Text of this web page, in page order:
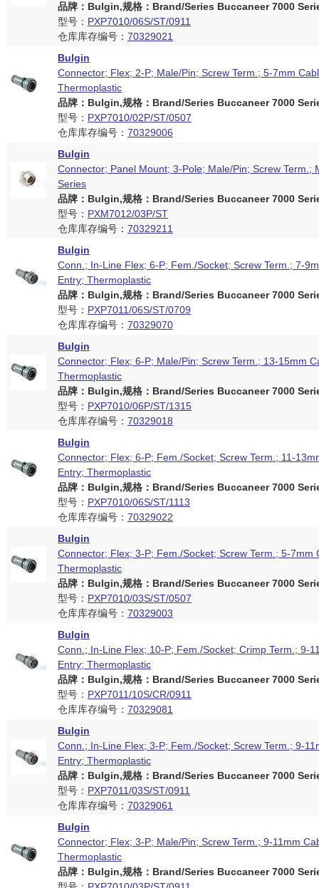
品牌：Bulgin,规格：Brand/Series Buccaneer 7000
型号： PXP7010/06S/ST/0911
仓库库存编号： 70329021
Bulgin
Connector; Flex; 2-P; Male/Pin; Screw Term.; 5-7mm
Thermoplastic
品牌：Bulgin,规格：Brand/Series Buccaneer 7000
型号： PXP7010/02P/ST/0507
仓库库存编号： 70329006
Bulgin
Connector; Panel Mount; 3-Pole; Male/Pin; Screw Term.;
Series
品牌：Bulgin,规格：Brand/Series Buccaneer 7000
型号： PXM7012/03P/ST
仓库库存编号： 70329211
Bulgin
Conn.; In-Line Flex; 6-P; Fem./Socket; Screw Term.; 7-
Entry; Thermoplastic
品牌：Bulgin,规格：Brand/Series Buccaneer 7000
型号： PXP7011/06S/ST/0709
仓库库存编号： 70329070
Bulgin
Connector; Flex; 6-P; Male/Pin; Screw Term.; 13-15mm
Thermoplastic
品牌：Bulgin,规格：Brand/Series Buccaneer 7000
型号： PXP7010/06P/ST/1315
仓库库存编号： 70329018
Bulgin
Connector; Flex; 6-P; Fem./Socket; Screw Term.; 11-
Entry; Thermoplastic
品牌：Bulgin,规格：Brand/Series Buccaneer 7000
型号： PXP7010/06S/ST/1113
仓库库存编号： 70329022
Bulgin
Connector; Flex; 3-P; Fem./Socket; Screw Term.; 5-7mm
Thermoplastic
品牌：Bulgin,规格：Brand/Series Buccaneer 7000
型号： PXP7010/03S/ST/0507
仓库库存编号： 70329003
Bulgin
Conn.; In-Line Flex; 10-P; Fem./Socket; Crimp Term.; 9-
Entry; Thermoplastic
品牌：Bulgin,规格：Brand/Series Buccaneer 7000
型号： PXP7011/10S/CR/0911
仓库库存编号： 70329081
Bulgin
Conn.; In-Line Flex; 3-P; Fem./Socket; Screw Term.; 9-
Entry; Thermoplastic
品牌：Bulgin,规格：Brand/Series Buccaneer 7000
型号： PXP7011/03S/ST/0911
仓库库存编号： 70329061
Bulgin
Connector; Flex; 3-P; Male/Pin; Screw Term.; 9-11mm
Thermoplastic
品牌：Bulgin,规格：Brand/Series Buccaneer 7000